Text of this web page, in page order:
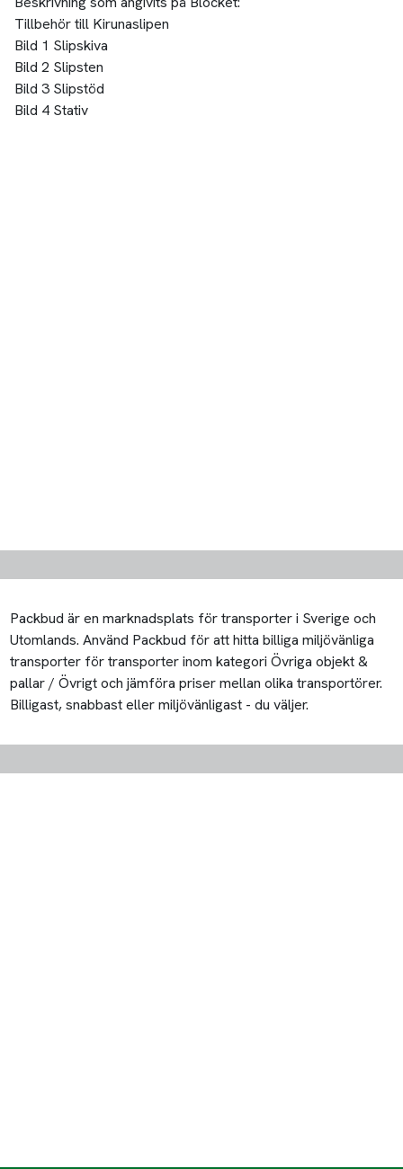
Tillbehör till Kirunaslipen
Bild 1 Slipskiva
Bild 2 Slipsten
Bild 3 Slipstöd
Bild 4 Stativ
Packbud är en marknadsplats för transporter i Sverige och
Utomlands. Använd Packbud för att hitta billiga miljövänliga
transporter för transporter inom kategori Övriga objekt &
pallar / Övrigt och jämföra priser mellan olika transportörer.
Billigast, snabbast eller miljövänligast - du väljer.